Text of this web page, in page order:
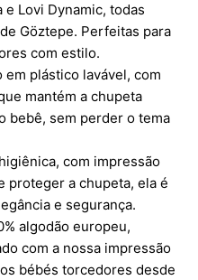
Lovi Dynamic, todas
Göztepe. Perfeitas para
com estilo.
em plástico lavável, com
mantém a chupeta
bebê, sem perder o tema
com impressão
proteger a chupeta, ela é
e segurança.
algodão europeu,
com a nossa impressão
bébés torcedores desde